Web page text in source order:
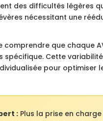
des difficultés légères
nécessitant une
comprendre que chaque
spécifique. Cette
pour optimiser
:Plus la prise en